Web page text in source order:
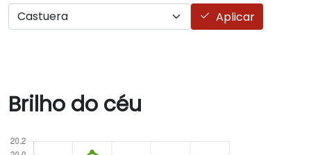
Aplicar
Brilho do céu